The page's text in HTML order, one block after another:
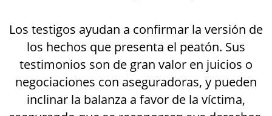
Los testigos ayudan a confirmar la versión de
los hechos que presenta el peatón. Sus
testimonios son de gran valor en juicios o
negociaciones con aseguradoras, y pueden
inclinar la balanza a favor de la víctima,